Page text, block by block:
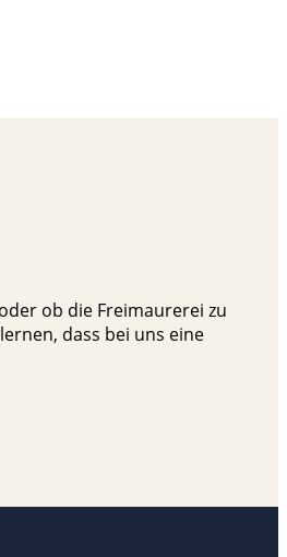
ob die Freimaurerei zu
dass bei uns eine